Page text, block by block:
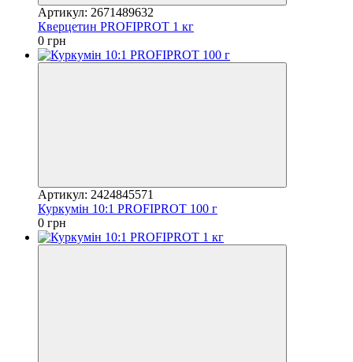
Артикул: 2671489632
Кверцетин PROFIPROT 1 кг
0 грн
Артикул: 2424845571
Куркумін 10:1 PROFIPROT 100 г
0 грн